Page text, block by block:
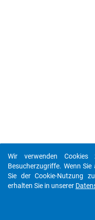
Wir verwenden
Besucherzugriffe. Wenn
Sie der Cookie-Nutzung
erhalten Sie in unserer